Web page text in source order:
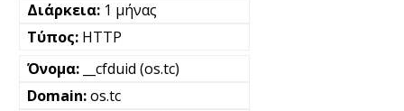
1 μήνας
HTTP
__cfduid (os.tc)
os.tc